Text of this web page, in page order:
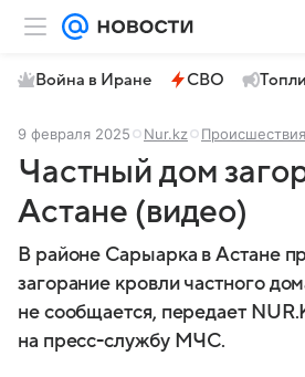
Война в Иране СВО
9 февраля 2025 Nur.kz Происшествия
Частный дом
Астане (видео)
В районе Сарыарка в Астане
загорание кровли частного
не сообщается, передает
на пресс-службу МЧС.